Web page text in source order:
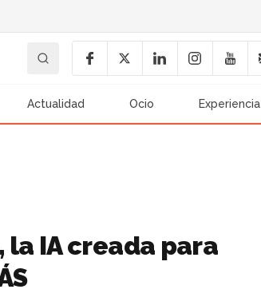
Actualidad Ocio Experiencia
la IA creada para